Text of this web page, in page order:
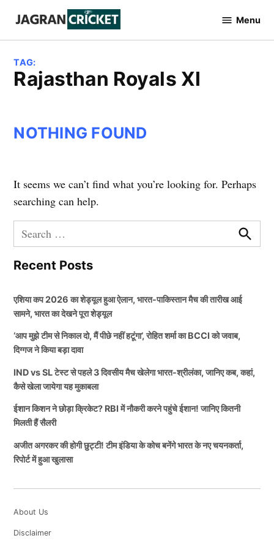
content
Cricket
Menu
TAG:
Rajasthan Royals XI
NOTHING FOUND
It seems we can’t find what you’re looking for. Perhaps
searching can help.
Search
for:
Search
Recent Posts
एशिया कप 2026 का शेड्यूल हुआ ऐलान, भारत-पाकिस्तान मैच की तारीख आई
सामने, भारत का देखने पूरा शेड्यूल
‘आप मुझे टीम से निकाल दो, मैं पीछे नहीं हटूंगा’, रोहित शर्मा का BCCI को जवाब,
दिग्गज ने किया बड़ा दावा
IND vs SL टेस्ट से पहले 3 दिवसीय मैच खेलेगा भारत-श्रीलंका, जानिए कब, कहां,
कैसे खेला जायेगा यह मुकाबला
ईशान किशन ने छोड़ा क्रिकेट? RBI में नौकरी करने पहुंचे ईशान! जानिए कितनी
मिलती हैं सैलरी
अजीत अगरकर की होगी छुट्टी! टीम इंडिया के कोच बनेंगे भारत के नए चयनकर्ता,
रिपोर्ट में हुआ खुलासा
About Us
Disclaimer